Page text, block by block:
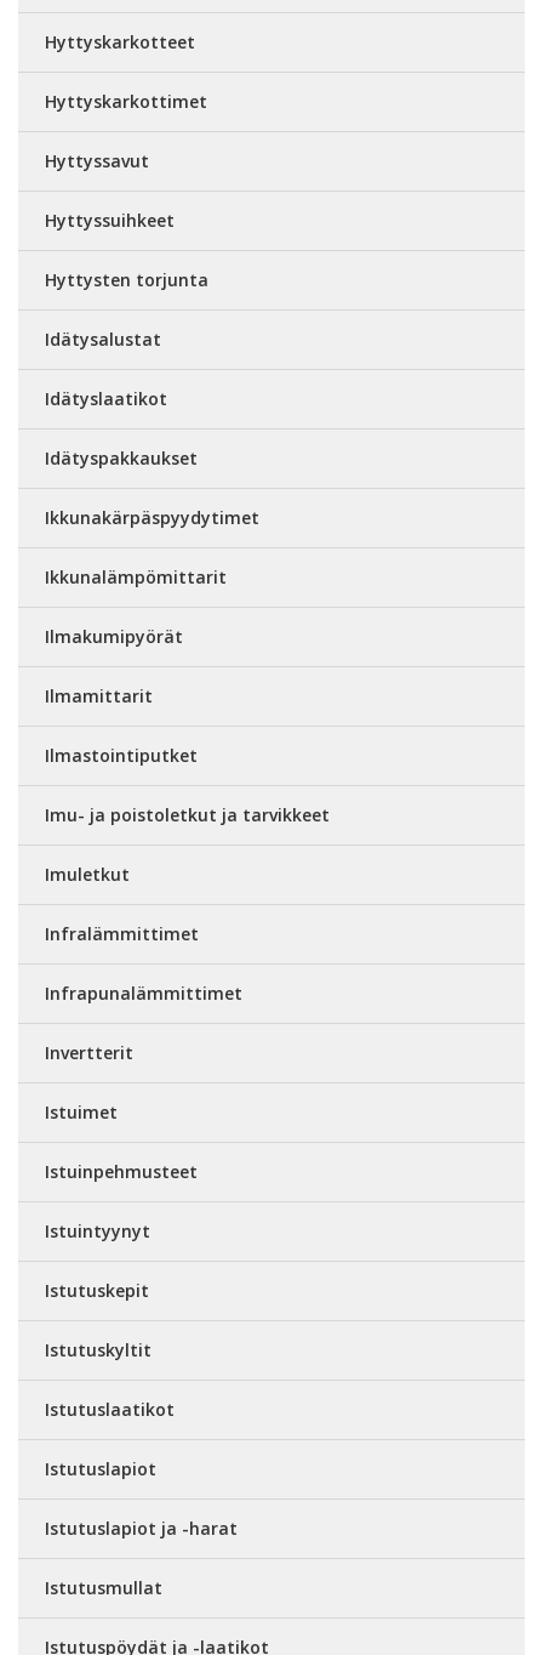
Hyttyskarkotteet
Hyttyskarkottimet
Hyttyssavut
Hyttyssuihkeet
Hyttysten torjunta
Idätysalustat
Idätyslaatikot
Idätyspakkaukset
Ikkunakärpäspyydytimet
Ikkunalämpömittarit
Ilmakumipyörät
Ilmamittarit
Ilmastointiputket
Imu- ja poistoletkut ja tarvikkeet
Imuletkut
Infralämmittimet
Infrapunalämmittimet
Invertterit
Istuimet
Istuinpehmusteet
Istuintyynyt
Istutuskepit
Istutuskyltit
Istutuslaatikot
Istutuslapiot
Istutuslapiot ja -harat
Istutusmullat
Istutuspöydät ja -laatikot